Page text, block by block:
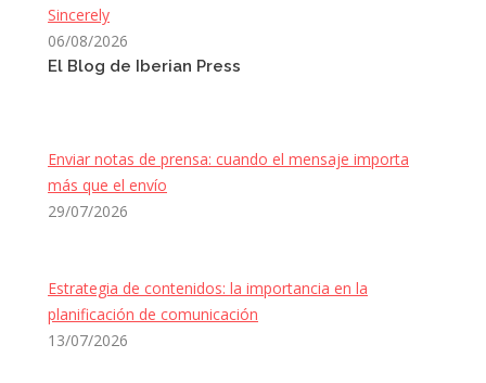
Sincerely
06/08/2026
El Blog de Iberian Press
Enviar notas de prensa: cuando el mensaje importa
más que el envío
29/07/2026
Estrategia de contenidos: la importancia en la
planificación de comunicación
13/07/2026